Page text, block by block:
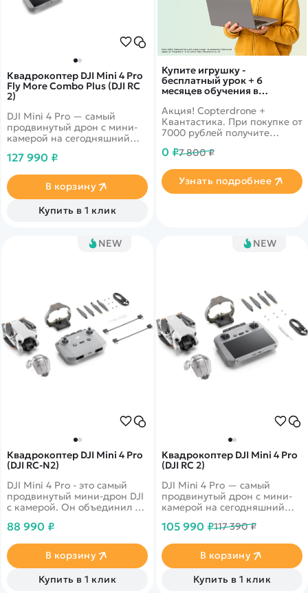
Купите игрушку -
бесплатный урок + 6
месяцев обучения в
Акция! Copterdrone +
Квантастика. При покупке от
7000 рублей получите
нашего партнера
0 ₽7 800 ₽
Узнать подробнее
Квадрокоптер DJI Mini 4 Pro
Fly More Combo Plus (DJI RC
2)
DJI Mini 4 Pro — самый
продвинутый дрон с мини-
камерой на сегодняшний
мощные возможности
всенаправленное
обнаружение препятствий,
ActiveTrack 360° с новым
режимом трассировки и
FHD на 20 км, что дает еще
больше возможностей как
127 990 ₽
В корзину
Купить в 1 клик
NEW
Квадрокоптер DJI Mini 4 Pro
(DJI RC-N2)
DJI Mini 4 Pro - это самый
продвинутый мини-дрон DJI
с камерой. Он объединил в
систему, технологию
по всем направлениям,
функцию отслеживания
ActiveTrack 360° с
обновленным режимом Trace
88 990 ₽
В корзину
Купить в 1 клик
NEW
Квадрокоптер DJI Mini 4 Pro
(DJI RC 2)
DJI Mini 4 Pro — самый
продвинутый дрон с мини-
камерой на сегодняшний
мощные возможности
всенаправленное
обнаружение препятствий,
ActiveTrack 360° с новым
режимом трассировки и
105 990 ₽117 390 ₽
В корзину
Купить в 1 клик